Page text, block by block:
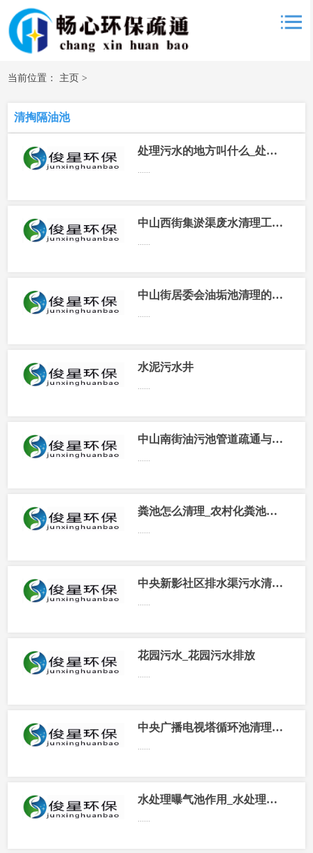
当前位置： 主页 >
清掏隔油池
处理污水的地方叫什么_处理污水是什么工作
......
中山西街集淤渠废水清理工序复杂吗
......
中山街居委会油垢池清理的特点有哪些
......
水泥污水井
......
中山南街油污池管道疏通与防火板的区别是什么
......
粪池怎么清理_农村化粪池怎么清理
......
中央新影社区排水渠污水清理百科知识
......
花园污水_花园污水排放
......
中央广播电视塔循环池清理小常识
......
水处理曝气池作用_水处理曝气池作用有哪些
......